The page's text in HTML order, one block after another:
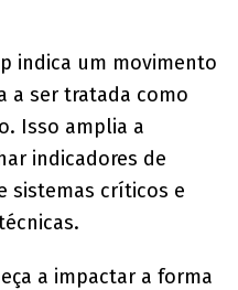
indica um movimento
a ser tratada como
Isso amplia a
indicadores de
sistemas críticos e
a impactar a forma